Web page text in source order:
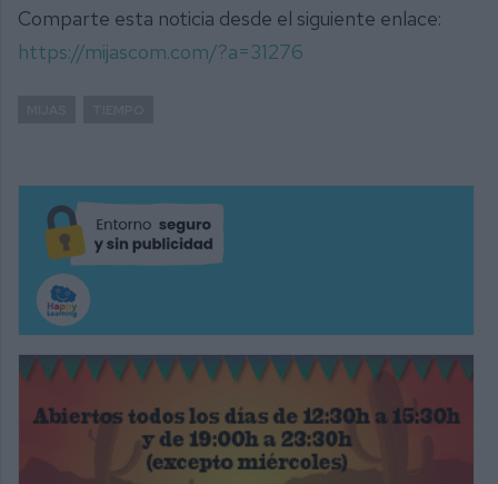
Comparte esta noticia desde el siguiente enlace:
https://mijascom.com/?a=31276